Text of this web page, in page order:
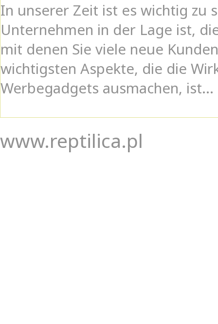
In unserer Zeit ist es wichtig zu
Unternehmen in der Lage ist,
mit denen Sie viele neue
wichtigsten Aspekte, die die
Werbegadgets ausmachen, ist...
www.reptilica.pl